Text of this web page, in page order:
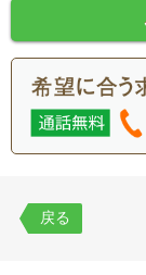
戻る